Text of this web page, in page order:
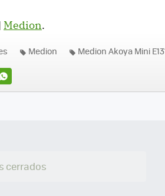
Medion.
Medion Medion Akoya Mini
cerrados